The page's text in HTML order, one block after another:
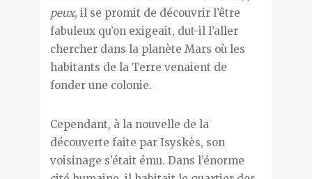
peux, il se promit de découvrir l’être
fabuleux qu’on exigeait, dut-il l’aller
chercher dans la planète Mars où les
habitants de la Terre venaient de
fonder une colonie.
Cependant, à la nouvelle de la
découverte faite par Isyskès, son
voisinage s’était ému. Dans l’énorme